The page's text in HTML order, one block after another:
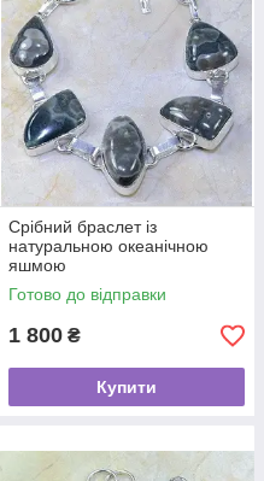
Срібний браслет із
натуральною океанічною
яшмою
Готово до відправки
1 800 ₴
Купити